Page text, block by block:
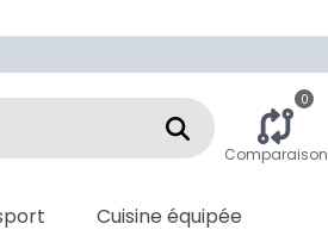
0
Comparaison
Cuisine équipée